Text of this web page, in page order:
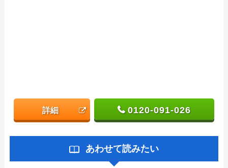
詳細 0120-091-026
あわせて読みたい